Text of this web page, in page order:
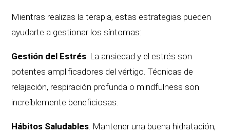
Mientras realizas la terapia, estas estrategias pueden
ayudarte a gestionar los síntomas:
Gestión del Estrés: La ansiedad y el estrés son
potentes amplificadores del vértigo. Técnicas de
relajación, respiración profunda o mindfulness son
increíblemente beneficiosas.
Hábitos Saludables: Mantener una buena hidratación,